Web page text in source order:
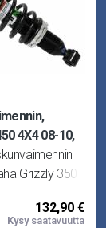
4X4 08-10,
Grizzly 350
4X4 0132,90 €
Kysysaatavuutta